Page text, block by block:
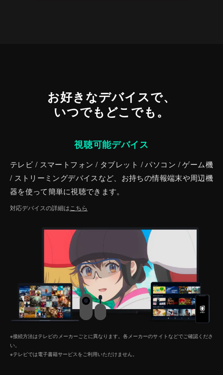
お好きなデバイスで、
いつでもどこでも。
視聴可能デバイス
テレビ / スマートフォン / タブレット / パソコン / ゲーム機
/ ストリーミングデバイスなど、お持ちの情報端末や周辺機
器を使って簡単に視聴できます。
対応デバイスの詳細は こちら
※接続方法はテレビのメーカーごとに異なります。各メーカーのサイトなどでご確認くださ
い。
※テレビでは電子書籍サービスをご利⽤いただけません。